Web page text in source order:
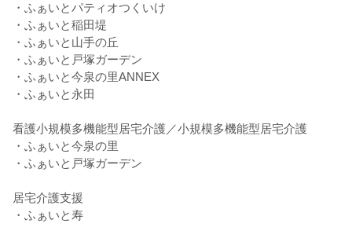
・ふぁいとパティオつくいけ
・ふぁいと稲田堤
・ふぁいと山手の丘
・ふぁいと戸塚ガーデン
・ふぁいと今泉の里ANNEX
・ふぁいと永田
看護小規模多機能型居宅介護／小規模多機能型居宅介護
・ふぁいと今泉の里
・ふぁいと戸塚ガーデン
居宅介護支援
・ふぁいと寿